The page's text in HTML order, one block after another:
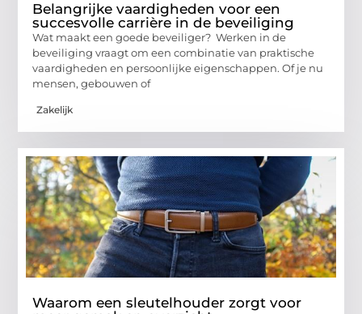
Belangrijke vaardigheden voor een
succesvolle carrière in de beveiliging
Wat maakt een goede beveiliger? Werken in de
beveiliging vraagt om een combinatie van praktische
vaardigheden en persoonlijke eigenschappen. Of je nu
mensen, gebouwen of
Zakelijk
Waarom een sleutelhouder zorgt voor